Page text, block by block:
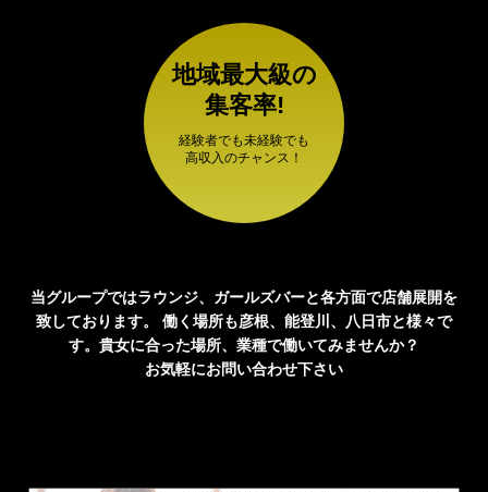
地域最大級の
集客率!
経験者でも未経験でも
高収入のチャンス！
当グループではラウンジ、ガールズバーと各方面で店舗展開を
致しております。
働く場所も彦根、能登川、八日市と様々で
す。貴女に合った場所、業種で働いてみませんか？
お気軽にお問い合わせ下さい